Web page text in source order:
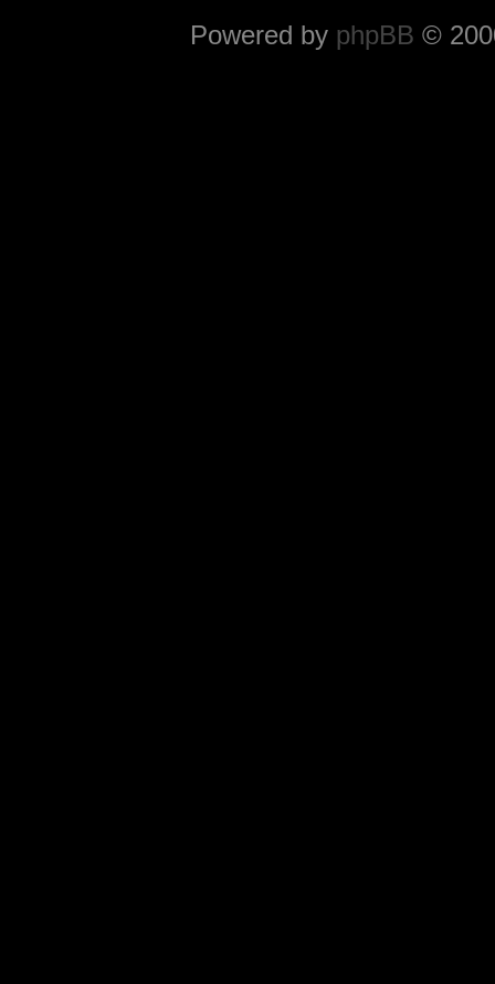
Powered by phpBB ©